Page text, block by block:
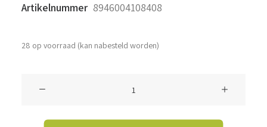
Artikelnummer 8946004108408
28 op voorraad (kan nabesteld worden)